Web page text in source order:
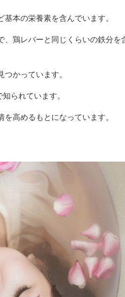
本の栄養素を含んでいます。
鶏レバーと同じくらいの鉄分を
かっています。
られています。
高めるもとになっています。